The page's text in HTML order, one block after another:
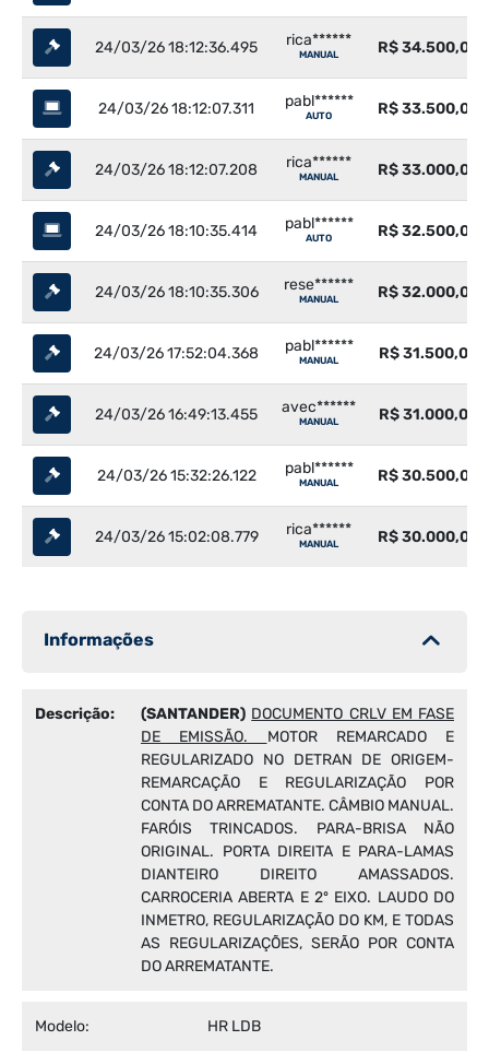
24/03/26 18:12:36.495 rica******
MANUAL R$ 34.500,00
24/03/26 18:12:07.311 pabl******
AUTO R$ 33.500,00
24/03/26 18:12:07.208 rica******
MANUAL R$ 33.000,00
24/03/26 18:10:35.414 pabl******
AUTO R$ 32.500,00
24/03/26 18:10:35.306 rese******
MANUAL R$ 32.000,00
24/03/26 17:52:04.368 pabl******
MANUAL R$ 31.500,00
24/03/26 16:49:13.455 avec******
MANUAL R$ 31.000,00
24/03/26 15:32:26.122 pabl******
MANUAL R$ 30.500,00
24/03/26 15:02:08.779 rica******
MANUAL R$ 30.000,00
Informações
Descrição: (SANTANDER) DOCUMENTO CRLV EM FASE
DE EMISSÃO. MOTOR REMARCADO E
REGULARIZADO NO DETRAN DE ORIGEM-
REMARCAÇÃO E REGULARIZAÇÃO POR
CONTA DO ARREMATANTE. CÂMBIO MANUAL.
FARÓIS TRINCADOS. PARA-BRISA NÃO
ORIGINAL. PORTA DIREITA E PARA-LAMAS
DIANTEIRO DIREITO AMASSADOS.
CARROCERIA ABERTA E 2º EIXO. LAUDO DO
INMETRO, REGULARIZAÇÃO DO KM, E TODAS
AS REGULARIZAÇÕES, SERÃO POR CONTA
DO ARREMATANTE.
Modelo: HR LDB